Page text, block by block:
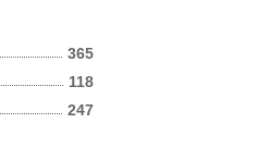
365
247
118